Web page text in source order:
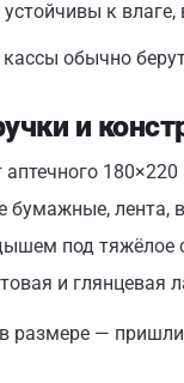
устойчивы к
обычно
и
аптечного
бумажные, лента,
под тяжёлое
и глянцевая
размере —